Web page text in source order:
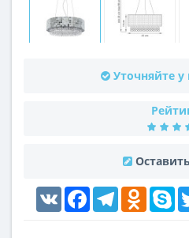
Уточняйте
VK FacebookTelegram